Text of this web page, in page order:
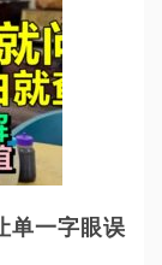
单一字眼误